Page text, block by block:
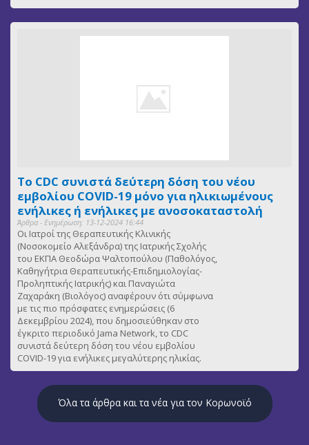
Το CDC συνιστά δεύτερη δόση του νέου
εμβολίου COVID-19 μόνο για ηλικιωμένους
ενήλικες ή ενήλικες με ανοσοκαταστολή
Άρθρα - Ενημέρωση: 13-12-2024 16:44
Οι Ιατροί της Θεραπευτικής Κλινικής
(Νοσοκομείο Αλεξάνδρα) της Ιατρικής Σχολής
του ΕΚΠΑ Θεοδώρα Ψαλτοπούλου (Παθολόγος,
Καθηγήτρια Θεραπευτικής-Επιδημιολογίας-
Προληπτικής Ιατρικής) και Παναγιώτα
Ζαχαράκη (Βιολόγος) αναφέρουν ότι σύμφωνα
με τις πιο πρόσφατες ενημερώσεις (6
Δεκεμβρίου 2024), που δημοσιεύθηκαν στο
έγκριτο περιοδικό Jama Network, το CDC
συνιστά δεύτερη δόση του νέου εμβολίου
COVID-19 για ενήλικες μεγαλύτερης ηλικίας.
Όλα τα άρθρα και τα νέα για τον Κορωνοϊό